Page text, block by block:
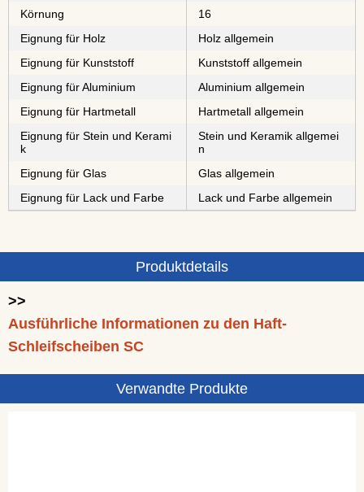
Körnung
16
Eignung für Holz
Holz allgemein
Eignung für Kunststoff
Kunststoff allgemein
Eignung für Aluminium
Aluminium allgemein
Eignung für Hartmetall
Hartmetall allgemein
Eignung für Stein und Kerami
k
Stein und Keramik allgemei
n
Eignung für Glas
Glas allgemein
Eignung für Lack und Farbe
Lack und Farbe allgemein
Produktdetails
>>
Ausführliche Informationen zu den Haft-
Schleifscheiben SC
Verwandte Produkte